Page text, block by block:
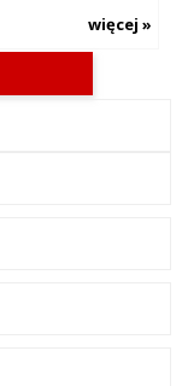
więcej »